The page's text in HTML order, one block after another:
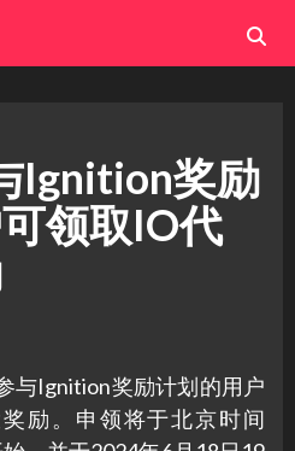
Ignition奖励
领取IO代
与Ignition奖励计划的用户
励。申领将于北京时间